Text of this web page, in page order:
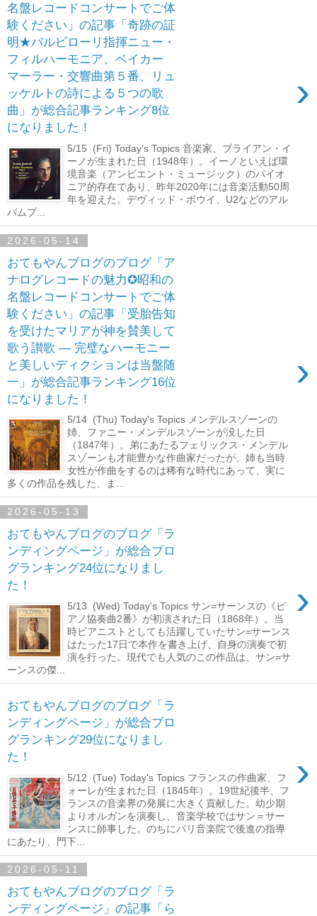
名盤レコードコンサートでご体
験ください」の記事「奇跡の証
明★バルビローリ指揮ニュー・
フィルハーモニア、ベイカー
マーラー・交響曲第５番、リュ
ッケルトの詩による５つの歌
曲」が総合記事ランキング8位
になりました！
›
5/15 (Fri) Today's Topics 音楽家、ブライアン・イ
ーノが生まれた日（1948年）。イーノといえば環
境音楽（アンビエント・ミュージック）のパイオ
ニア的存在であり、昨年2020年には音楽活動50周
年を迎えた。デヴィッド・ボウイ、U2などのアル
バムプ...
2026-05-14
おてもやんブログのブログ「ア
ナログレコードの魅力✪昭和の
名盤レコードコンサートでご体
験ください」の記事「受胎告知
を受けたマリアが神を賛美して
歌う讃歌 ― 完璧なハーモニー
と美しいディクションは当盤随
一」が総合記事ランキング16位
になりました！
›
5/14 (Thu) Today's Topics メンデルスゾーンの
姉、ファニー・メンデルスゾーンが没した日
（1847年）。弟にあたるフェリックス・メンデル
スゾーンも才能豊かな作曲家だったが、姉も当時
女性が作曲をするのは稀有な時代にあって、実に
多くの作品を残した、ま...
2026-05-13
おてもやんブログのブログ「ラ
ンディングページ」が総合ブロ
グランキング24位になりまし
た！
›
5/13 (Wed) Today's Topics サン=サーンスの《ピ
アノ協奏曲2番》が初演された日（1868年）。当
時ピアニストとしても活躍していたサン=サーンス
はたった17日で本作を書き上げ、自身の演奏で初
演を行った。現代でも人気のこの作品は、サン=サ
ーンスの傑...
おてもやんブログのブログ「ラ
ンディングページ」が総合ブロ
グランキング29位になりまし
た！
›
5/12 (Tue) Today's Topics フランスの作曲家、フ
ォーレが生まれた日（1845年）。19世紀後半、フ
ランスの音楽界の発展に大きく貢献した。幼少期
よりオルガンを演奏し、音楽学校ではサン＝サー
ンスに師事した。のちにパリ音楽院で後進の指導
にあたり、門下...
2026-05-11
おてもやんブログのブログ「ラ
ンディングページ」の記事「ら